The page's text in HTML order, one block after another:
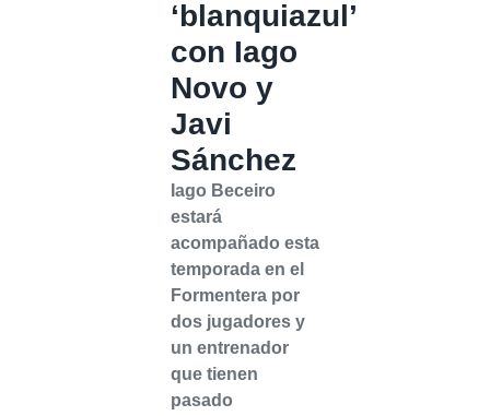
‘blanquiazul’
con Iago
Novo y
Javi
Sánchez
Iago Beceiro
estará
acompañado esta
temporada en el
Formentera por
dos jugadores y
un entrenador
que tienen
pasado